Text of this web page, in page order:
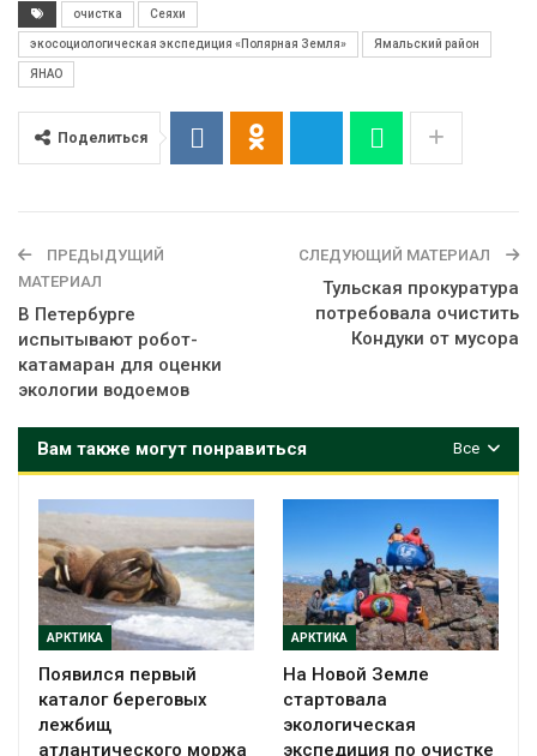
очистка Сеяхи
экосоциологическая экспедиция «Полярная Земля» Ямальский район
ЯНАО
Поделиться
ПРЕДЫДУЩИЙ
МАТЕРИАЛ
В Петербурге
испытывают робот-
катамаран для оценки
экологии водоемов
СЛЕДУЮЩИЙ МАТЕРИАЛ
Тульская прокуратура
потребовала очистить
Кондуки от мусора
Все
Вам также могут понравиться
АРКТИКА
Появился первый
каталог береговых
лежбищ
атлантического моржа
АРКТИКА
На Новой Земле
стартовала
экологическая
экспедиция по очистке